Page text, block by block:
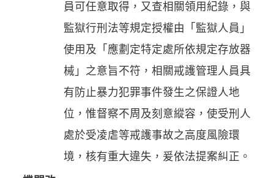
員可任意取得，又查相關領用紀錄，與
監獄行刑法等規定授權由「監獄人員」
使用及「應劃定特定處所依規定存放器
械」之意旨不符，相關戒護管理人員具
有防止暴力犯罪事件發生之保證人地
位，惟督察不周及刻意縱容，使受刑人
處於受凌虐等戒護事故之高度風險環
境，核有重大違失，爰依法提案糾正。